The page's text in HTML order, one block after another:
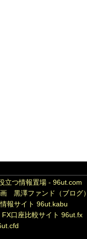
立つ情報置場 - 96ut.com
黒澤ファンド（ブログ）
報サイト 96ut.kabu
口座比較サイト 96ut.fx